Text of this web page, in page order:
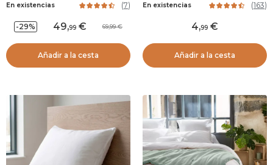
En existencias (7)
-29% 49,99 69,99
Añadir a la cesta
En existencias (163)
4,99
Añadir a la cesta